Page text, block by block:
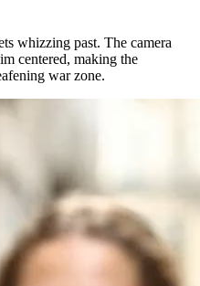
whizzing past. The camera
centered, making the
war zone.